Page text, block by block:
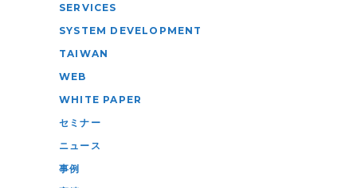
SERVICES
SYSTEM DEVELOPMENT
TAIWAN
WEB
WHITE PAPER
セミナー
ニュース
事例